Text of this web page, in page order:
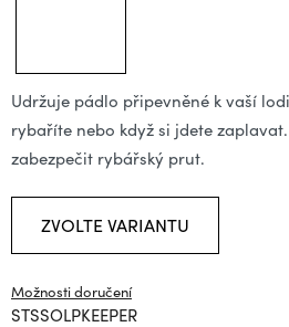
Udržuje pádlo připevněné k vaší
rybaříte nebo když si jdete zaplavat.
zabezpečit rybářský prut.
ZVOLTE VARIANTU
Možnosti doručení
STSSOLPKEEPER